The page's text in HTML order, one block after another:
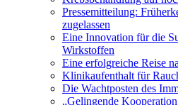
Pressemitteilung:
zugelassen
Eine Innovation für die
Wirkstoffen
Eine erfolgreiche Reise
Klinikaufenthalt für
Die Wachtposten des
„Gelingende